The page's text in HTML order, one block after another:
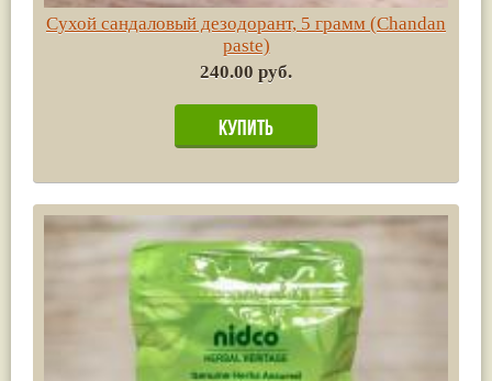
Сухой сандаловый дезодорант, 5 грамм (Chandan
paste)
240.00 руб.